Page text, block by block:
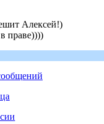
Алексей!)
праве))))